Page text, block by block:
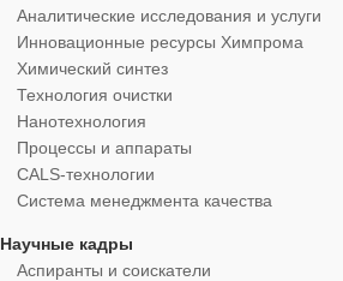
Аналитические исследования и услуги
Инновационные ресурсы Химпрома
Химический синтез
Технология очистки
Нанотехнология
Процессы и аппараты
CALS-технологии
Система менеджмента качества
Научные кадры
Аспиранты и соискатели